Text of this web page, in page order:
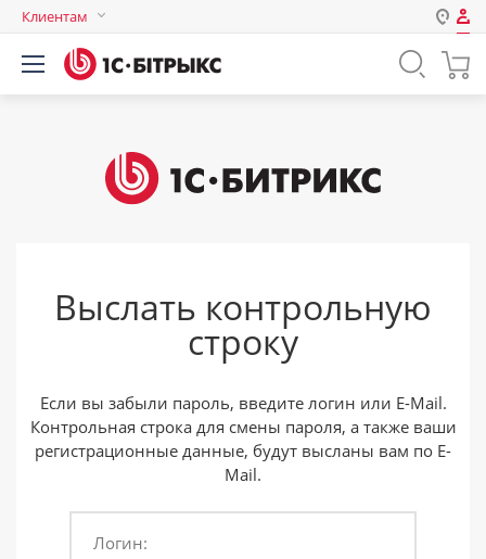
Клиентам
Авторизация
Логин
Запомнить меня на этом
компьютере
Забыли свой пароль?
или войдите с помощью
Выслать контрольную
строку
Если вы забыли пароль, введите логин или E-Mail.
Контрольная строка для смены пароля, а также ваши
регистрационные данные, будут высланы вам по E-
Mail.
Логин: